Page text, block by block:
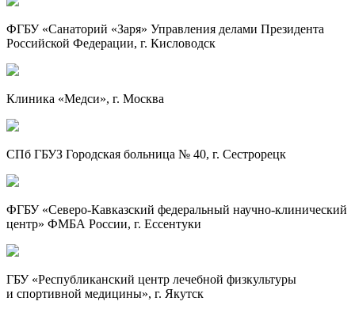
ФГБУ «Санаторий «Заря» Управления делами Президента
Российской Федерации, г. Кисловодск
Клиника «Медси», г. Москва
СПб ГБУЗ Городская больница № 40, г. Сестрорецк
ФГБУ «Северо-Кавказский федеральный научно-клинический
центр» ФМБА России, г. Ессентуки
ГБУ «Республиканский центр лечебной физкультуры
и спортивной медицины», г. Якутск